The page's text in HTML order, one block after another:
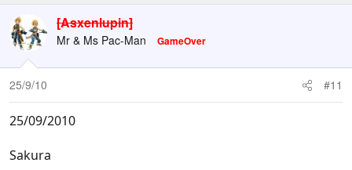
[Asxenlupin]
Mr & Ms Pac-Man GameOver
25/9/10 #11
25/09/2010
Sakura